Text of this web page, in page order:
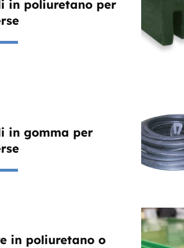
in poliuretano per
in gomma per
in poliuretano o